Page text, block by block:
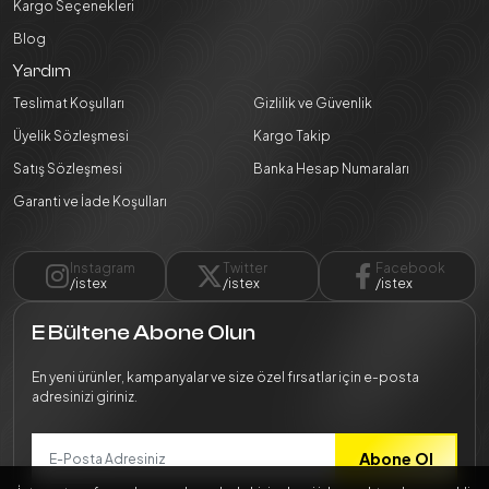
Kargo Seçenekleri
Blog
Yardım
Teslimat Koşulları
Üyelik Sözleşmesi
Satış Sözleşmesi
Garanti ve İade Koşulları
Gizlilik ve Güvenlik
Kargo Takip
Banka Hesap Numaraları
Instagram
/istex
Twitter
/istex
Facebook
/istex
E Bültene Abone Olun
En yeni ürünler, kampanyalar ve size özel fırsatlar için e-posta
adresinizi giriniz.
Abone Ol